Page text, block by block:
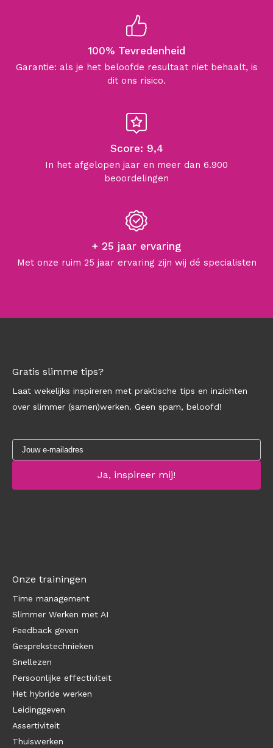
100% Tevredenheid
Garantie: als je het beloofde resultaat niet behaalt, is
dit ons risico.
Score: 9,4
In het afgelopen jaar en meer dan 6.900
beoordelingen
+ 25 jaar ervaring
Met onze ruim 25 jaar ervaring zijn wij dé specialisten
Gratis slimme tips?
Laat wekelijks inspireren met praktische tips en inzichten
over slimmer (samen)werken. Geen spam, beloofd!
Onze trainingen
Time management
Slimmer Werken met AI
Feedback geven
Gesprekstechnieken
Snellezen
Persoonlijke effectiviteit
Het hybride werken
Leidinggeven
Assertiviteit
Thuiswerken